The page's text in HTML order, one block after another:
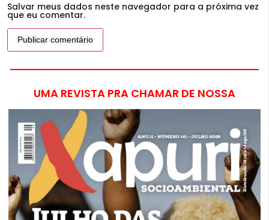
Salvar meus dados neste navegador para a próxima vez
que eu comentar.
UMA REVISTA PRA CHAMAR DE NOSSA